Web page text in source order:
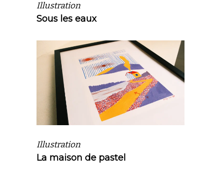
Illustration
Sous les eaux
Illustration
La maison de pastel